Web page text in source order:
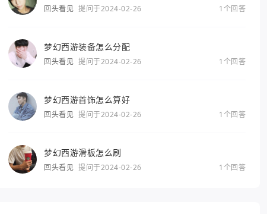
回头看见 提问于2024-02-26 1个回答
梦幻西游装备怎么分配
回头看见 提问于2024-02-26 1个回答
梦幻西游首饰怎么算好
回头看见 提问于2024-02-26 1个回答
梦幻西游滑板怎么刷
回头看见 提问于2024-02-26 1个回答